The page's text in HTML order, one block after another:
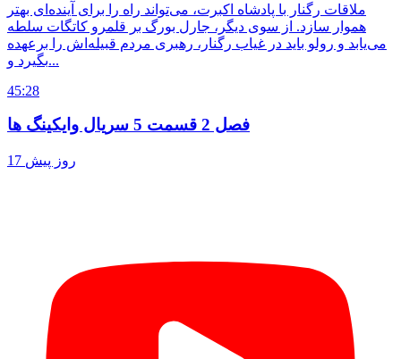
ملاقات رگنار با پادشاه اکبرت، می‌تواند راه را برای آینده‌ای بهتر
هموار سازد. از سوی دیگر، جارل بورگ بر قلمرو کاتگات سلطه
می‌یابد و رولو باید در غیاب رگنار، رهبری مردم قبیله‌اش را برعهده
بگیرد و...
45:28
فصل 2 قسمت 5 سریال وایکینگ ها
17 روز پیش